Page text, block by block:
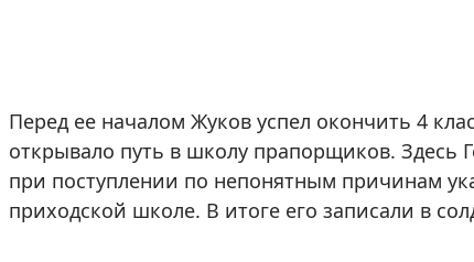
Перед ее началом Жуков успел окончить 4
открывало путь в школу прапорщиков. Здесь
при поступлении по непонятным причинам
приходской школе. В итоге его записали в